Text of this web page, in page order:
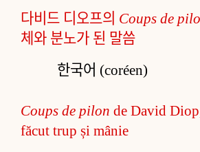
다비드 디오프의 Coups de
체와 분노가 된 말씀
한국어 (coréen)
Coups de pilon de David
făcut trup și mânie